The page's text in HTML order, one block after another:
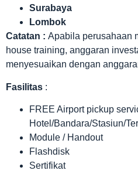
Surabaya
Lombok
Catatan : Apabila perusahaan
house training, anggaran
menyesuaikan dengan
Fasilitas :
FREE Airport pickup
Hotel/Bandara/Stasiun/
Module / Handout
Flashdisk
Sertifikat